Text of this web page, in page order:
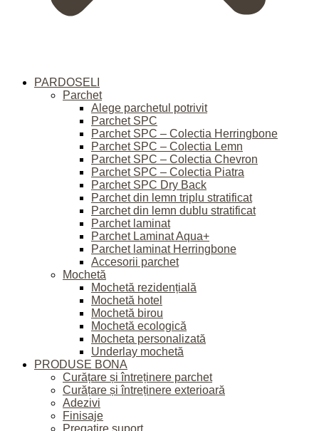
PARDOSELI
Parchet
Alege parchetul potrivit
Parchet SPC
Parchet SPC – Colectia Herringbone
Parchet SPC – Colectia Lemn
Parchet SPC – Colectia Chevron
Parchet SPC – Colectia Piatra
Parchet SPC Dry Back
Parchet din lemn triplu stratificat
Parchet din lemn dublu stratificat
Parchet laminat
Parchet Laminat Aqua+
Parchet laminat Herringbone
Accesorii parchet
Mochetă
Mochetă rezidențială
Mochetă hotel
Mochetă birou
Mochetă ecologică
Mocheta personalizată
Underlay mochetă
PRODUSE BONA
Curățare și întreținere parchet
Curățare și întreținere exterioară
Adezivi
Finisaje